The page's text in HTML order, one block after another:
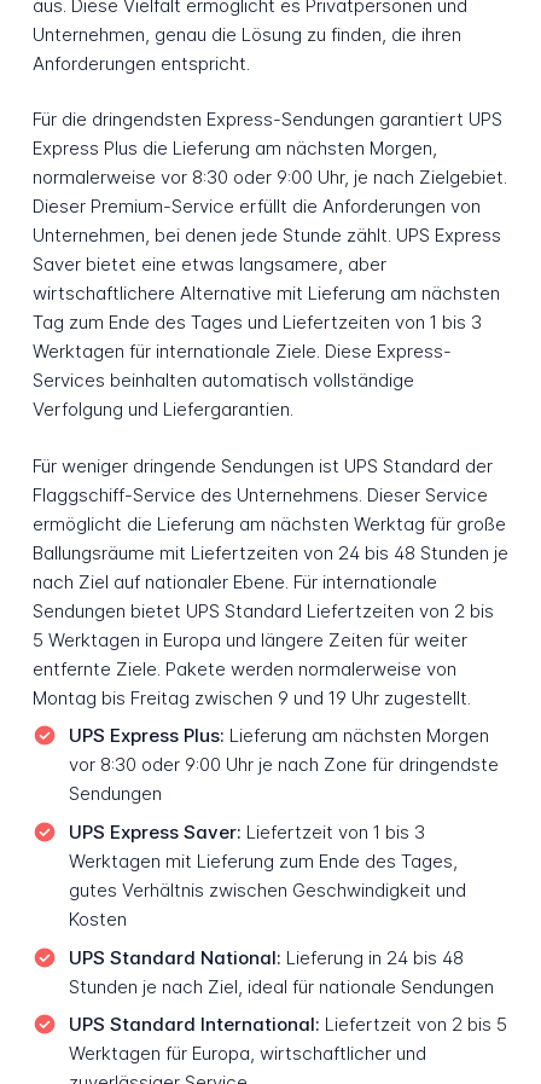
aus. Diese Vielfalt ermöglicht es Privatpersonen und
Unternehmen, genau die Lösung zu finden, die ihren
Anforderungen entspricht.
Für die dringendsten Express-Sendungen garantiert UPS
Express Plus die Lieferung am nächsten Morgen,
normalerweise vor 8:30 oder 9:00 Uhr, je nach Zielgebiet.
Dieser Premium-Service erfüllt die Anforderungen von
Unternehmen, bei denen jede Stunde zählt. UPS Express
Saver bietet eine etwas langsamere, aber
wirtschaftlichere Alternative mit Lieferung am nächsten
Tag zum Ende des Tages und Liefertzeiten von 1 bis 3
Werktagen für internationale Ziele. Diese Express-
Services beinhalten automatisch vollständige
Verfolgung und Liefergarantien.
Für weniger dringende Sendungen ist UPS Standard der
Flaggschiff-Service des Unternehmens. Dieser Service
ermöglicht die Lieferung am nächsten Werktag für große
Ballungsräume mit Liefertzeiten von 24 bis 48 Stunden je
nach Ziel auf nationaler Ebene. Für internationale
Sendungen bietet UPS Standard Liefertzeiten von 2 bis
5 Werktagen in Europa und längere Zeiten für weiter
entfernte Ziele. Pakete werden normalerweise von
Montag bis Freitag zwischen 9 und 19 Uhr zugestellt.
UPS Express Plus: Lieferung am nächsten Morgen
vor 8:30 oder 9:00 Uhr je nach Zone für dringendste
Sendungen
UPS Express Saver: Liefertzeit von 1 bis 3
Werktagen mit Lieferung zum Ende des Tages,
gutes Verhältnis zwischen Geschwindigkeit und
Kosten
UPS Standard National: Lieferung in 24 bis 48
Stunden je nach Ziel, ideal für nationale Sendungen
UPS Standard International: Liefertzeit von 2 bis 5
Werktagen für Europa, wirtschaftlicher und